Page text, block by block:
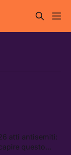
atti antisemiti:
questo